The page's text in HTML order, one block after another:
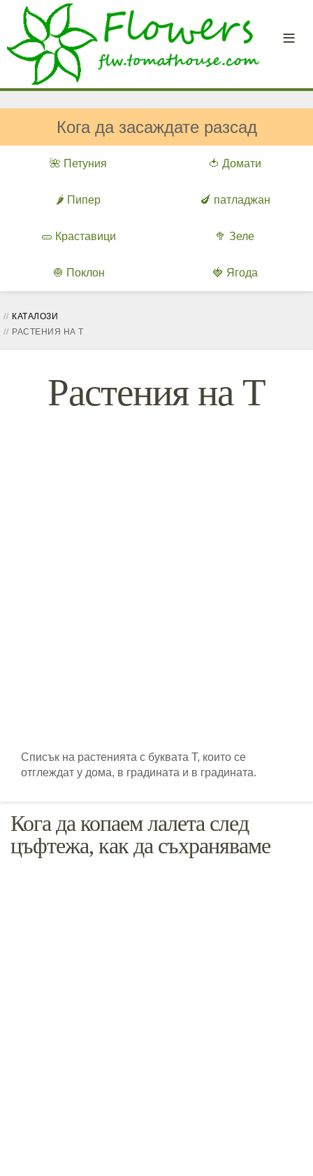
Кога да засаждате разсад
🌺 Петуния 🍅 Домати
🌶️ Пипер 🍆 патладжан
🥒 Краставици 🥦 Зеле
🧅 Поклон 🍓 Ягода
КАТАЛОЗИ
РАСТЕНИЯ НА Т
Растения на Т
Списък на растенията с буквата Т, които се
отглеждат у дома, в градината и в градината.
Кога да копаем лалета след
цъфтежа, как да съхраняваме